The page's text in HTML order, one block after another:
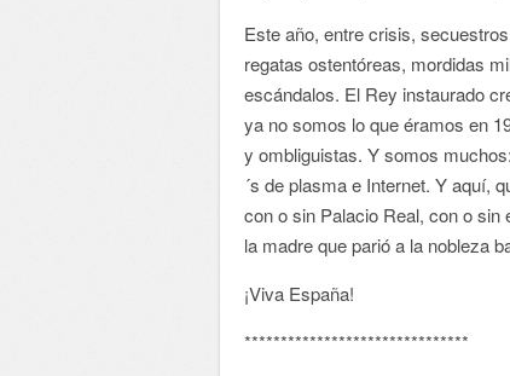
Este año, entre crisis,
regatas ostentóreas, mordidas
escándalos. El Rey instaurado
ya no somos lo que éramos en
y ombliguistas. Y somos
´s de plasma e Internet. Y aquí,
con o sin Palacio Real, con o
la madre que parió a la nobleza
¡Viva España!
*******************************